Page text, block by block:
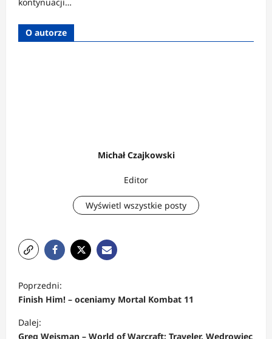
kontynuacji…
O autorze
Michał Czajkowski
Editor
Wyświetl wszystkie posty
o
b
a
Poprzedni:
Finish Him! – oceniamy Mortal Kombat 11
Dalej:
Greg Weisman – World of Warcraft: Traveler. Wędrowiec